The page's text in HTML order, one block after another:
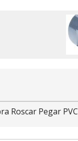
Roscar Pegar PVC